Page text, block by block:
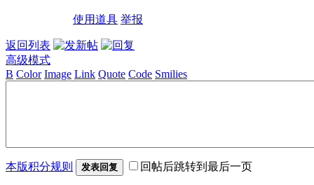
使用道具 举报
返回列表
高级模式
B Color Image Link Quote Code Smilies
本版积分规则 发表回复 回帖后跳转到最后一页